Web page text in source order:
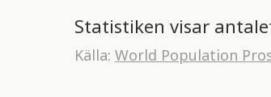
Statistiken visar
Källa: World Population